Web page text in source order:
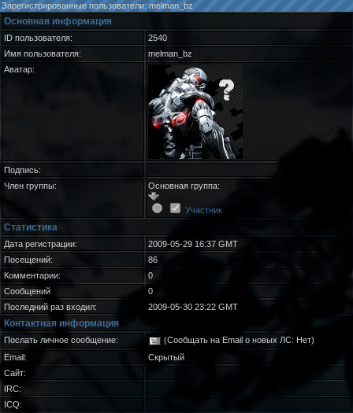
Зарегистрированные пользователи: melman_bz
Основная информация
ID пользователя:
2540
Имя пользователя:
melman_bz
Аватар:
Подпись:
Член группы:
Основная группа:
Участник
Статистика
Дата регистрации:
2009-05-29 16:37 GMT
Посещений:
86
Комментарии:
0
Сообщений
0
Последний раз входил:
2009-05-30 23:22 GMT
Контактная информация
Послать личное сообщение:
(Сообщать на Email о новых ЛС: Нет)
Email:
Скрытый
Сайт:
IRC:
ICQ: